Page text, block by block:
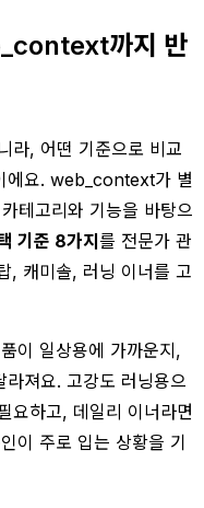
까지 반
라, 어떤 기준으로 비교
에요. web_context가 별
테고리와 기능을 바탕으
기준 8가지를 전문가 관
, 캐미솔, 러닝 이너를 고
이 일상용에 가까운지,
져요. 고강도 러닝용으
요하고, 데일리 이너라면
이 주로 입는 상황을 기